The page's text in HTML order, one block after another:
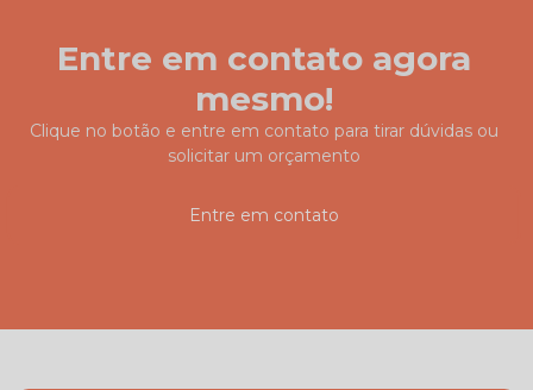
Entre em contato agora
mesmo!
Clique no botão e entre em contato para tirar dúvidas ou
solicitar um orçamento
Entre em contato